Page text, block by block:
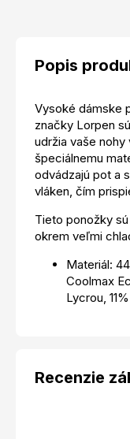
Popis
Vysoké dámske
značky Lorpen
udržia vaše nohy
špeciálnemu
odvádzajú pot a
vláken, čím
Tieto ponožky
okrem veľmi
Materiál:
Coolmax
Lycrou,
Recenzie